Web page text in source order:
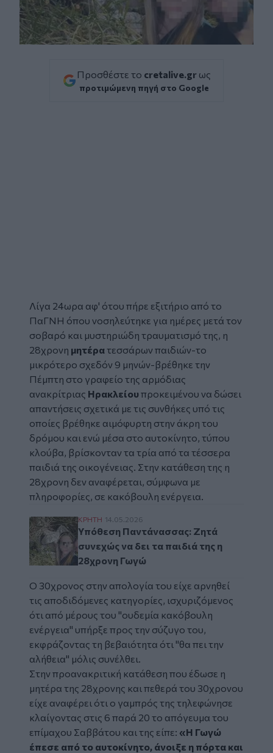
Προσθέστε το cretalive.gr ως
προτιμώμενη πηγή στο Google
Λίγα 24ωρα αφ' ότου πήρε εξιτήριο από το
ΠαΓΝΗ όπου νοσηλεύτηκε για ημέρες μετά τον
σοβαρό και μυστηριώδη τραυματισμό της, η
28χρονη μητέρατεσσάρων παιδιών-το
μικρότερο σχεδόν 9 μηνών-βρέθηκε την
Πέμπτη στο γραφείο της αρμόδιας
ανακρίτριας Ηρακλείουπροκειμένου να δώσει
απαντήσεις σχετικά με τις συνθήκες υπό τις
οποίες βρέθηκε αιμόφυρτη στην άκρη του
δρόμου και ενώ μέσα στο αυτοκίνητο, τύπου
κλούβα, βρίσκονταν τα τρία από τα τέσσερα
παιδιά της οικογένειας. Στην κατάθεση της η
28χρονη δεν αναφέρεται, σύμφωνα με
πληροφορίες, σε κακόβουλη ενέργεια.
Υπόθεση Παντάνασσας: Ζητά συνεχώς να
ΚΡΗΤΗ 14.05.2026
Υπόθεση Παντάνασσας: Ζητά
συνεχώς να δει τα παιδιά της η
28χρονη Γωγώ
Ο 30χρονος στην απολογία του είχε αρνηθεί
τις αποδιδόμενες κατηγορίες, ισχυριζόμενος
ότι από μέρους του "ουδεμία κακόβουλη
ενέργεια" υπήρξε προς την σύζυγο του,
εκφράζοντας τη βεβαιότητα ότι "θα πει την
αλήθεια" μόλις συνέλθει.
Στην προανακριτική κατάθεση που έδωσε η
μητέρα της 28χρονης και πεθερά του 30χρονου
είχε αναφέρει ότι ο γαμπρός της τηλεφώνησε
κλαίγοντας στις 6 παρά 20 το απόγευμα του
επίμαχου Σαββάτου και της είπε: «Η Γωγώ
έπεσε από το αυτοκίνητο, άνοιξε η πόρτα και